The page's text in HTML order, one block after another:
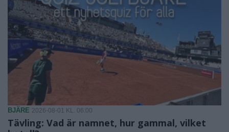
BJÄRE 2026-08-01 KL. 06:00
Tävling: Vad är namnet, hur gammal, vilket